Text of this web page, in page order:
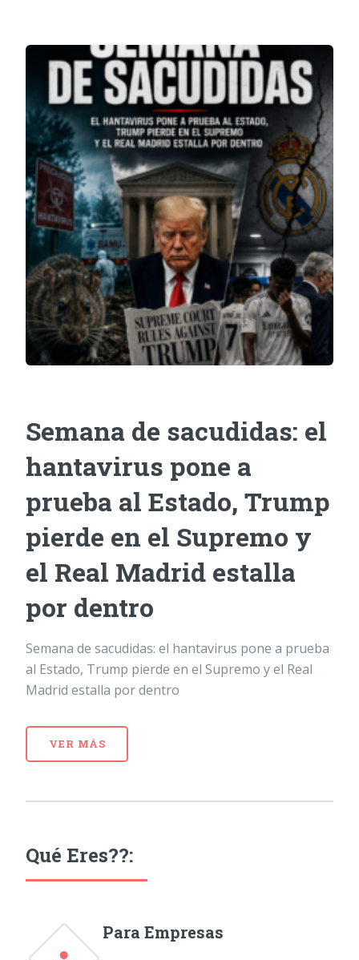
Semana de sacudidas: el
hantavirus pone a
prueba al Estado, Trump
pierde en el Supremo y
el Real Madrid estalla
por dentro
Semana de sacudidas: el hantavirus pone a prueba
al Estado, Trump pierde en el Supremo y el Real
Madrid estalla por dentro
VER MÁS
Qué Eres??:
Para Empresas